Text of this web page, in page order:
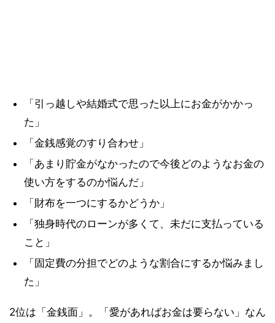
「引っ越しや結婚式で思った以上にお金がかかっ
た」
「金銭感覚のすり合わせ」
「あまり貯金がなかったので今後どのようなお金の
使い方をするのか悩んだ」
「財布を一つにするかどうか」
「独身時代のローンが多くて、未だに支払っている
こと」
「固定費の分担でどのような割合にするか悩みまし
た」
2位は「金銭面」。「愛があればお金は要らない」なん